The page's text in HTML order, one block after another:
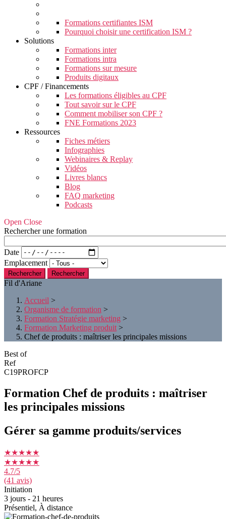
Formations certifiantes ISM
Pourquoi choisir une certification ISM ?
Solutions
Formations inter
Formations intra
Formations sur mesure
Produits digitaux
CPF / Financements
Les formations éligibles au CPF
Tout savoir sur le CPF
Comment mobiliser son CPF ?
FNE Formations 2023
Ressources
Fiches métiers
Infographies
Webinaires & Replay
Vidéos
Livres blancs
Blog
FAQ marketing
Podcasts
Open Close
Rechercher une formation
Date
Emplacement
Rechercher
Fil d'Ariane
Accueil >
Organisme de formation >
Formation Stratégie marketing >
Formation Marketing produit >
Chef de produits : maîtriser les principales missions
Best of
Ref
C19PROFCP
Formation Chef de produits : maîtriser
les principales missions
Gérer sa gamme produits/services
★★★★★
★★★★★
4.7/5
(41 avis)
Initiation
3 jours - 21 heures
Présentiel, À distance